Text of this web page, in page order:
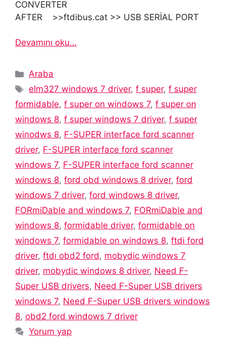
CONVERTER
AFTER >>ftdibus.cat >> USB SERİAL PORT
Devamını oku…
Kategoriler
Araba
Etiketler
elm327 windows 7 driver,f super,f super
formidable, f super on windows 7, f super on
windows 8, f super windows 7 driver, f super
winodws 8, F-SUPER interface ford scanner
driver, F-SUPER interface ford scanner
windows 7, F-SUPER interface ford scanner
windows 8, ford obd windows 8 driver, ford
windows 7 driver, ford windows 8 driver,
FORmiDable and windows 7, FORmiDable and
windows 8, formidable driver, formidable on
windows 7, formidable on windows 8, ftdi ford
driver, ftdı obd2 ford, mobydic windows 7
driver, mobydic windows 8 driver, Need F-
Super USB drivers, Need F-Super USB drivers
windows 7, Need F-Super USB drivers windows
8, obd2 ford windows 7 driver
Yorum yap